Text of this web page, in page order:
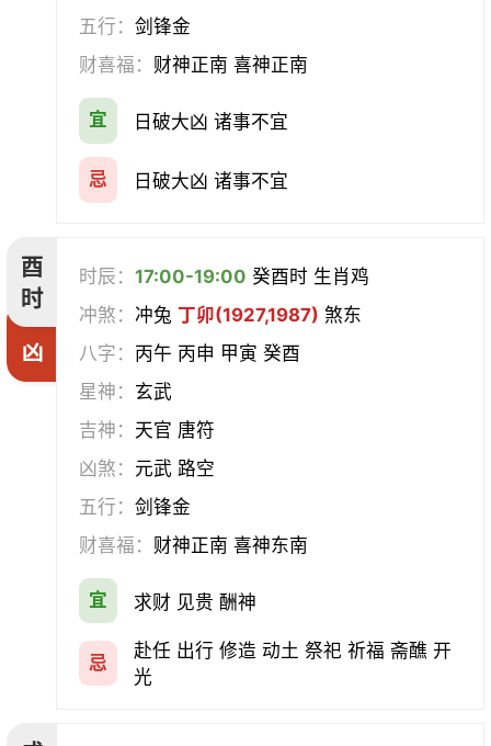
五行：剑锋金
财喜福： 财神正南 喜神正南
宜 日破大凶 诸事不宜
忌 日破大凶 诸事不宜
酉
时
凶
时辰：17:00-19:00 癸酉时 生肖鸡
冲煞：冲兔 丁卯(1927,1987) 煞东
八字： 丙午 丙申 甲寅 癸酉
星神： 玄武
吉神： 天官 唐符
凶煞： 元武 路空
五行：剑锋金
财喜福： 财神正南 喜神东南
宜 求财 见贵 酬神
忌
赴任 出行 修造 动土 祭祀 祈福 斋醮 开
光